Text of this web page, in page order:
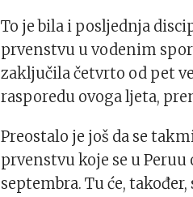
To je bila i posljednja
prvenstvu u vodenim
zaključila četvrto od pet
rasporedu ovoga ljeta,
Preostalo je još da se
prvenstvu koje se u Peruu
septembra. Tu će,